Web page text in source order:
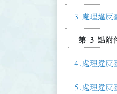
處理違反
第 3 點附
處理違反
處理違反